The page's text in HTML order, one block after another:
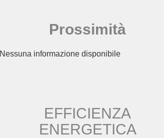
Prossimità
Nessuna informazione disponibile
EFFICIENZA
ENERGETICA